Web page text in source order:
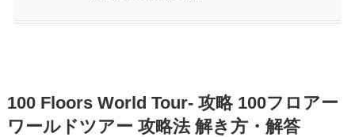
100 Floors World Tour- 攻略 100フロアー
ワールドツアー 攻略法 解き方・解答